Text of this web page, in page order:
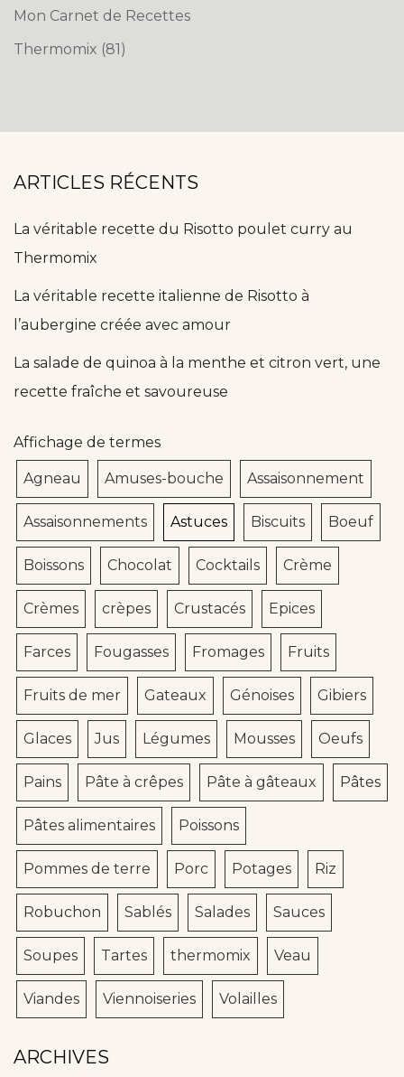
Mon Carnet de Recettes
Thermomix (81)
ARTICLES RÉCENTS
La véritable recette du Risotto poulet curry au
Thermomix
La véritable recette italienne de Risotto à
l’aubergine créée avec amour
La salade de quinoa à la menthe et citron vert, une
recette fraîche et savoureuse
Affichage de termes
Agneau Amuses-bouche Assaisonnement
Assaisonnements Astuces Biscuits Boeuf
Boissons Chocolat Cocktails Crème
Crèmes crèpes Crustacés Epices
Farces Fougasses Fromages Fruits
Fruits de mer Gateaux Génoises Gibiers
Glaces Jus Légumes Mousses Oeufs
Pains Pâte à crêpes Pâte à gâteaux Pâtes
Pâtes alimentaires Poissons
Pommes de terre Porc Potages Riz
Robuchon Sablés Salades Sauces
Soupes Tartes thermomix Veau
Viandes Viennoiseries Volailles
ARCHIVES